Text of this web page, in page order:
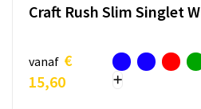
Craft Rush Slim Singlet W
vanaf €
15,60